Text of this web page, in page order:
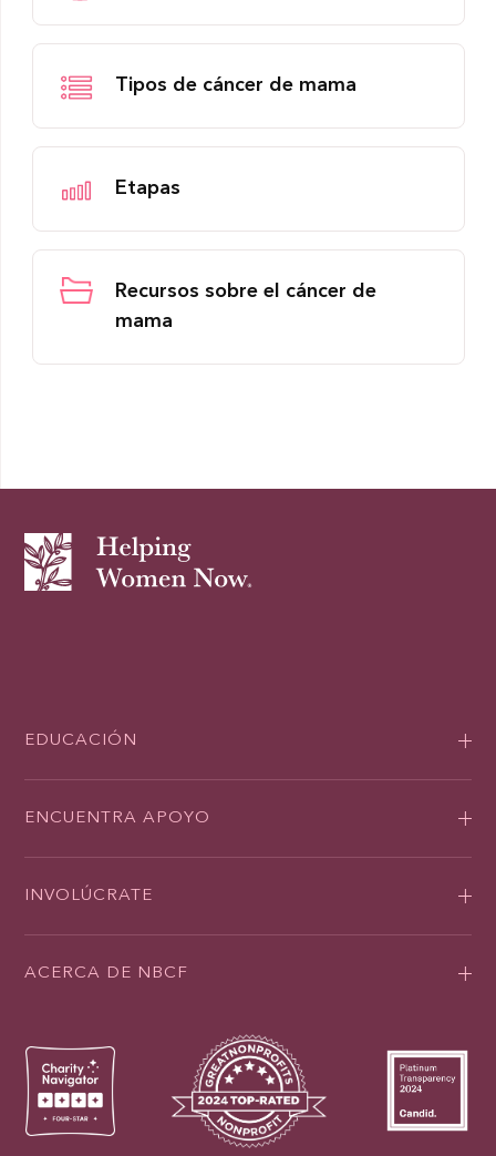
Tipos de cáncer de mama
Etapas
Recursos sobre el cáncer de
mama
EDUCACIÓN
ENCUENTRA APOYO
INVOLÚCRATE
ACERCA DE NBCF